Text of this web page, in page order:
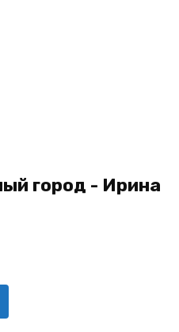
город - Ирина